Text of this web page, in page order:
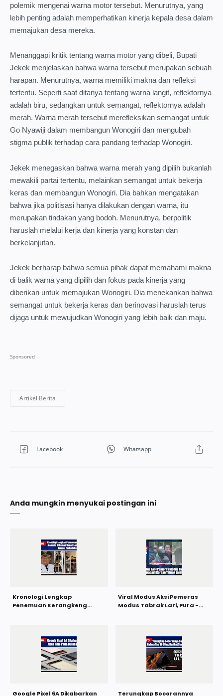
polemik mengenai warna motor tersebut. Menurutnya, yang
lebih penting adalah memperhatikan kinerja kepala desa dalam
memajukan desa mereka.
Menanggapi kritik tentang warna motor yang dibeli, Bupati
Jekek menjelaskan bahwa warna tersebut merupakan sebuah
harapan. Menurutnya, warna memiliki makna dan refleksi
tertentu. Seperti saat ditanya tentang warna langit, reflektornya
adalah biru, sedangkan untuk semangat, reflektornya adalah
merah. Warna merah tersebut merefleksikan semangat untuk
Go Nyawiji dalam membangun Wonogiri dan mengubah
stigma publik terhadap cara pandang terhadap Wonogiri.
Jekek menegaskan bahwa warna merah yang dipilih bukanlah
mewakili partai tertentu, melainkan semangat untuk bekerja
keras dan membangun Wonogiri. Dia bahkan mengatakan
bahwa jika politisasi hanya dilakukan dengan warna, itu
merupakan tindakan yang bodoh. Menurutnya, berpolitik
haruslah melalui kerja dan kinerja yang konstan dan
berkelanjutan.
Jekek berharap bahwa semua pihak dapat memahami makna
di balik warna yang dipilih dan fokus pada kinerja yang
diberikan untuk memajukan Wonogiri. Dia menekankan bahwa
semangat untuk bekerja keras dan berinovasi haruslah terus
dijaga untuk mewujudkan Wonogiri yang lebih baik dan maju.
Anda mungkin menyukai postingan ini
Kronologi Lengkap
Penemuan Kerangkeng
Viral Modus Aksi Pemeras
Modus Tabrak Lari, Pura -
Google Pixel 6A Dikabarkan Terungkap Bocorannya